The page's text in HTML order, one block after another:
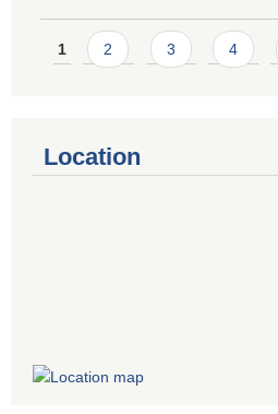
Pages
1 2 3 4
Location